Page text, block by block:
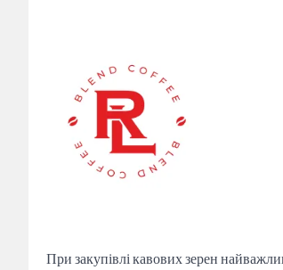
При закупівлі кавових зерен